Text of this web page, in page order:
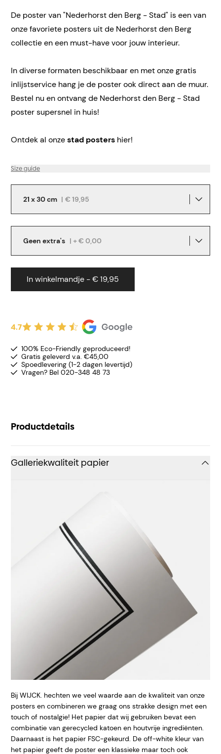
De poster van "Nederhorst den Berg - Stad" is een van
onze favoriete posters uit de Nederhorst den Berg
collectie en een must-have voor jouw interieur.
In diverse formaten beschikbaar en met onze gratis
inlijstservice hang je de poster ook direct aan de muur.
Bestel nu en ontvang de Nederhorst den Berg - Stad
poster supersnel in huis!
Ontdek al onzestad posters hier!
Size guide
21 x 30 cm | € 19,95
Geen extra's | + € 0,00
In winkelmandje - € 19,95
4.7
100% Eco-Friendly geproduceerd!
Gratis geleverd v.a. €45,00
Spoedlevering (1-2 dagen levertijd)
Vragen? Bel 020-348 48 73
Productdetails
Galleriekwaliteit papier
Bij WIJCK. hechten we veel waarde aan de kwaliteit van onze
posters en combineren we graag ons strakke design met een
touch of nostalgie! Het papier dat wij gebruiken bevat een
combinatie van gerecycled katoen en houtvrije ingrediënten.
Daarnaast is het papier FSC-gekeurd. De off-white kleur van
het papier geeft de poster een klassieke maar toch ook